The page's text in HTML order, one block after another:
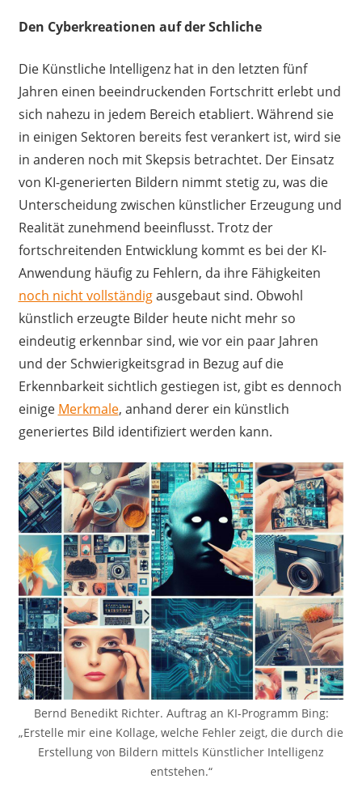
Den Cyberkreationen auf der Schliche
Die Künstliche Intelligenz hat in den letzten fünf
Jahren einen beeindruckenden Fortschritt erlebt und
sich nahezu in jedem Bereich etabliert. Während sie
in einigen Sektoren bereits fest verankert ist, wird sie
in anderen noch mit Skepsis betrachtet. Der Einsatz
von KI-generierten Bildern nimmt stetig zu, was die
Unterscheidung zwischen künstlicher Erzeugung und
Realität zunehmend beeinflusst. Trotz der
fortschreitenden Entwicklung kommt es bei der KI-
Anwendung häufig zu Fehlern, da ihre Fähigkeiten
noch nicht vollständigausgebaut sind. Obwohl
künstlich erzeugte Bilder heute nicht mehr so
eindeutig erkennbar sind, wie vor ein paar Jahren
und der Schwierigkeitsgrad in Bezug auf die
Erkennbarkeit sichtlich gestiegen ist, gibt es dennoch
einige Merkmale, anhand derer ein künstlich
generiertes Bild identifiziert werden kann.
Bernd Benedikt Richter. Auftrag an KI-Programm Bing:
„Erstelle mir eine Kollage, welche Fehler zeigt, die durch die
Erstellung von Bildern mittels Künstlicher Intelligenz
entstehen.“